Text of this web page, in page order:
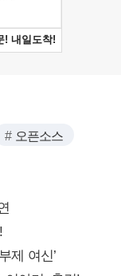
오픈소스
제 여신’